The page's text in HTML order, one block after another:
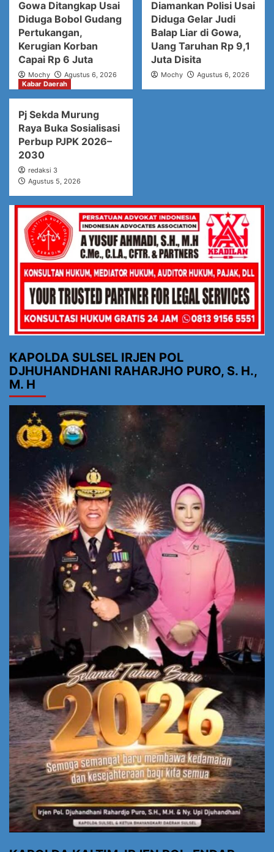
Gowa Ditangkap Usai
Diduga Bobol Gudang
Pertukangan,
Kerugian Korban
Capai Rp 6 Juta
Mochy Agustus 6, 2026
Diamankan Polisi Usai
Diduga Gelar Judi
Balap Liar di Gowa,
Uang Taruhan Rp 9,1
Juta Disita
Mochy
Agustus 6, 2026
Kabar Daerah
Pj Sekda Murung
Raya Buka Sosialisasi
Perbup PJPK 2026–
2030
redaksi 3
Agustus 5, 2026
KAPOLDA SULSEL IRJEN POL
DJHUHANDHANI RAHARJHO PURO, S. H.,
M. H